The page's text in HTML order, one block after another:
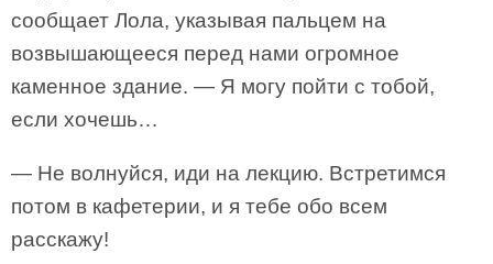
сообщает Лола, указывая пальцем на
возвышающееся перед нами огромное
каменное здание. — Я могу пойти с тобой,
если хочешь…
— Не волнуйся, иди на лекцию. Встретимся
потом в кафетерии, и я тебе обо всем
расскажу!